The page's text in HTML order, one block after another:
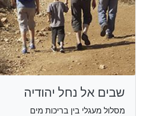
שבים אל נחל יהודיה
מסלול מעגלי בין בריכות מים